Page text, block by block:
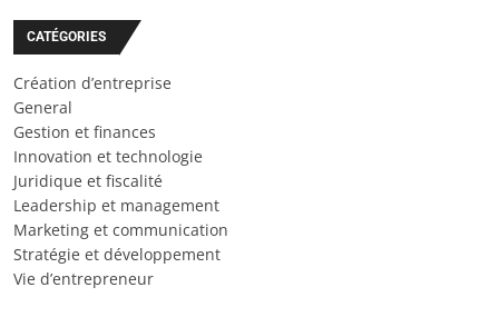
CATÉGORIES
Création d’entreprise
General
Gestion et finances
Innovation et technologie
Juridique et fiscalité
Leadership et management
Marketing et communication
Stratégie et développement
Vie d’entrepreneur